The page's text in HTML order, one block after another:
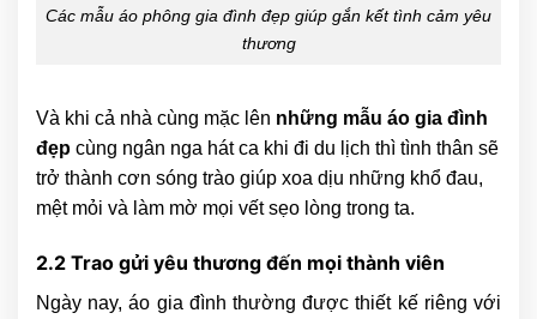
Các mẫu áo phông gia đình đẹp giúp gắn kết tình cảm yêu
thương
Và khi cả nhà cùng mặc lên những mẫu áo gia đình
đẹp cùng ngân nga hát ca khi đi du lịch thì tình thân sẽ
trở thành cơn sóng trào giúp xoa dịu những khổ đau,
mệt mỏi và làm mờ mọi vết sẹo lòng trong ta.
2.2 Trao gửi yêu thương đến mọi thành viên
Ngày nay, áo gia đình thường được thiết kế riêng với